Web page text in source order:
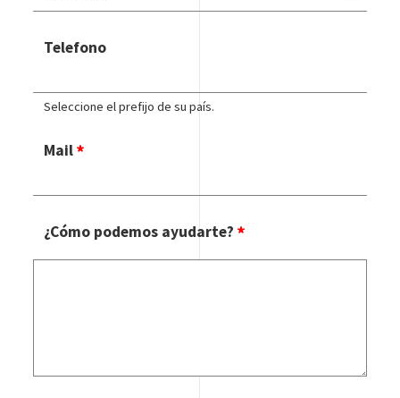
Telefono
Seleccione el prefijo de su país.
Mail
¿Cómo podemos ayudarte?